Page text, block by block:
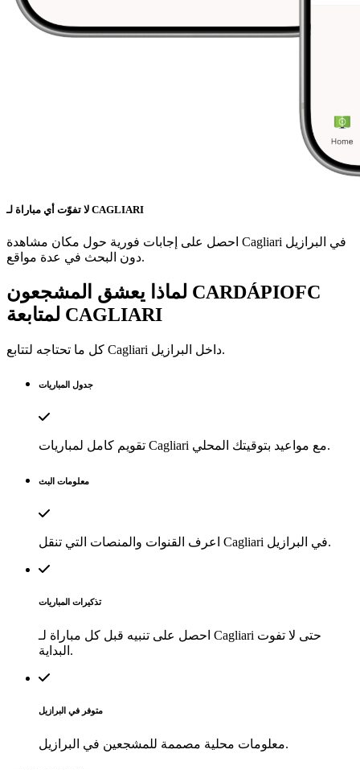
لا تفوّت أي مباراة لـ CAGLIARI
احصل على إجابات فورية حول مكان مشاهدة Cagliari في البرازيل
دون البحث في عدة مواقع.
لماذا يعشق المشجعون CARDÁPIOFC
CAGLIARI
Cagliari داخل البرازيل.
جدول المباريات
تقويم كامل لمباريات Cagliari مع مواعيد بتوقيتك المحلي.
معلومات البث
اعرف القنوات والمنصات التي تنقل Cagliari في البرازيل.
تذكيرات المباريات
احصل على تنبيه قبل كل مباراة لـ Cagliari حتى لا تفوت
البداية.
متوفر في البرازيل
معلومات محلية مصممة للمشجعين في البرازيل.